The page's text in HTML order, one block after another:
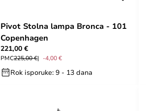
Pivot Stolna lampa Bronca - 101
Copenhagen
221,00 €
PMC225,00 € -4,00 €
Rok isporuke: 9 - 13 dana